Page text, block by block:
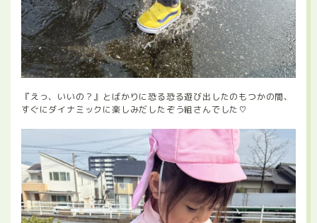
『えっ、いいの？』とばかりに恐る恐る遊び出したのもつかの間、
すぐにダイナミックに楽しみだしたぞう組さんでした♡